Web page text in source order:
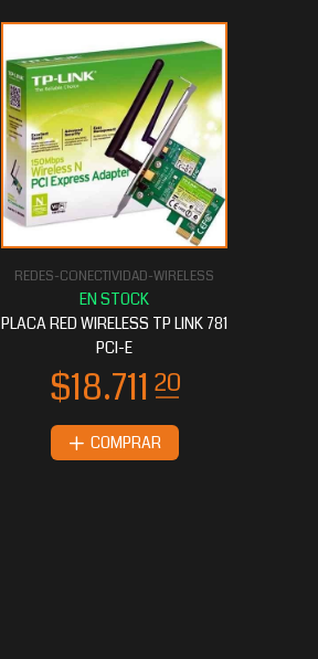
REDES-CONECTIVIDAD-WIRELESS
PLACA RED WIRELESS TP LINK 781
PCI-E
COMPRAR